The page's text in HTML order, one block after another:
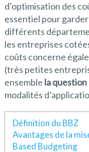
d’optimisation des
essentiel pour
différents
les entreprises
coûts concerne
(très petites
ensemble la
modalités
Définition du BBZ
Avantages de la
Based Budgeting